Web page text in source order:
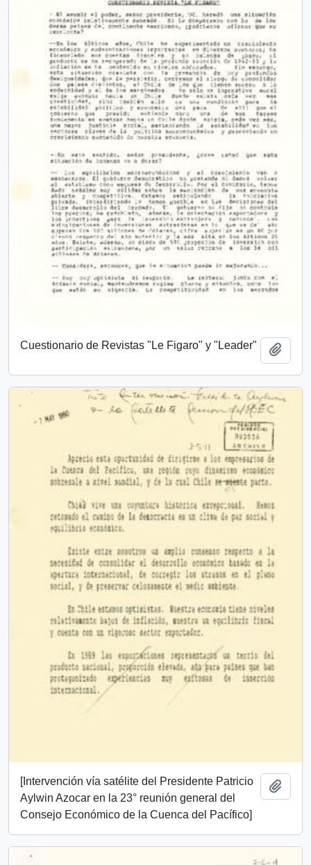
Cuestionario de Revistas "Le Figaro" y "Leader"
[Intervención vía satélite del Presidente Patricio
Aylwin Azocar en la 23° reunión general del
Consejo Económico de la Cuenca del Pacífico]